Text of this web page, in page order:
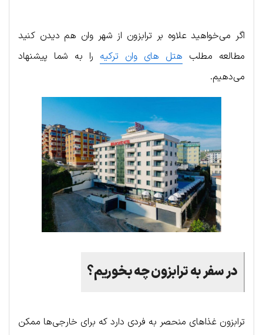
اگر می‌خواهید علاوه بر ترابزون از شهر وان هم دیدن کنید
مطالعه مطلب هتل های وان ترکیه را به شما پیشنهاد
می‌دهیم.
در سفر به ترابزون چه بخوریم؟
ترابزون غذاهای منحصر به فردی دارد که برای خارجی‌ها ممکن